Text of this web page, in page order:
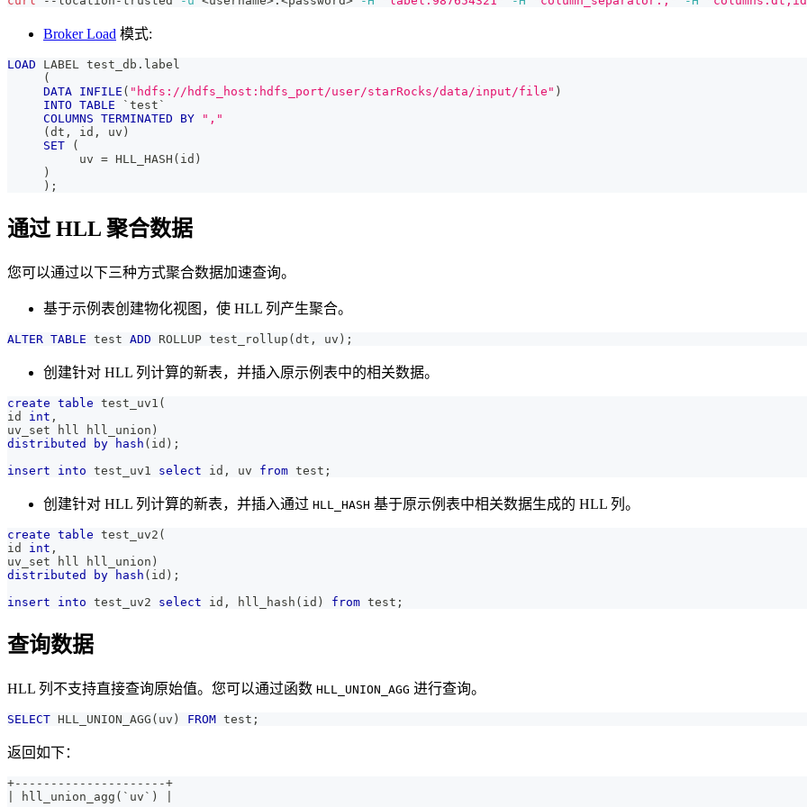
Broker Load 模式:
LOAD LABEL test_db . label
(
DATA INFILE ( "hdfs://hdfs_host:hdfs_port/user/starRocks/data/input/file" )
INTO TABLE ` test `
COLUMNS TERMINATED BY
","
( dt , id , uv )
SET
(
          uv
= HLL_HASH ( id )
)
) ;
通过 HLL 聚合数据
您可以通过以下三种方式聚合数据加速查询。
基于示例表创建物化视图，使 HLL 列产生聚合。
ALTER TABLE test ADD ROLLUP test_rollup ( dt , uv ) ;
创建针对 HLL 列计算的新表，并插入原示例表中的相关数据。
create table test_uv1 (
id int ,
uv_set hll hll_union )
distributed
by hash ( id ) ;
insert
into test_uv1 select id , uv from test ;
创建针对 HLL 列计算的新表，并插入通过 HLL_HASH 基于原示例表中相关数据生成的 HLL 列。
create table test_uv2 (
id int ,
uv_set hll hll_union )
distributed
by hash ( id ) ;
insert
into test_uv2 select id , hll_hash ( id ) from test ;
查询数据
HLL 列不支持直接查询原始值。您可以通过函数 HLL_UNION_AGG 进行查询。
SELECT HLL_UNION_AGG ( uv ) FROM test ;
返回如下：
+---------------------+
| hll_union_agg(`uv`) |